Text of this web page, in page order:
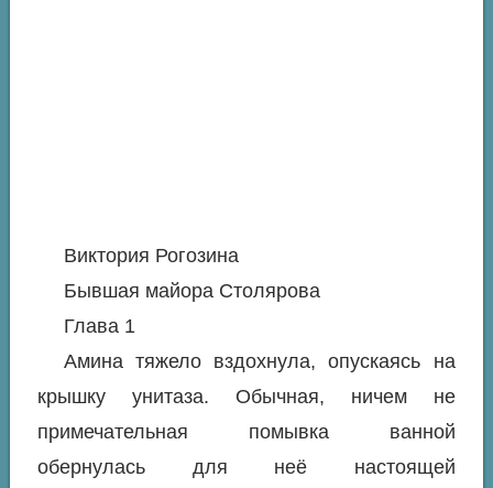
Виктория Рогозина
Бывшая майора Столярова
Глава 1
Амина тяжело вздохнула, опускаясь на
крышку унитаза. Обычная, ничем не
примечательная помывка ванной
обернулась для неё настоящей